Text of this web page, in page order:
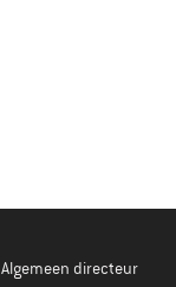
directeur